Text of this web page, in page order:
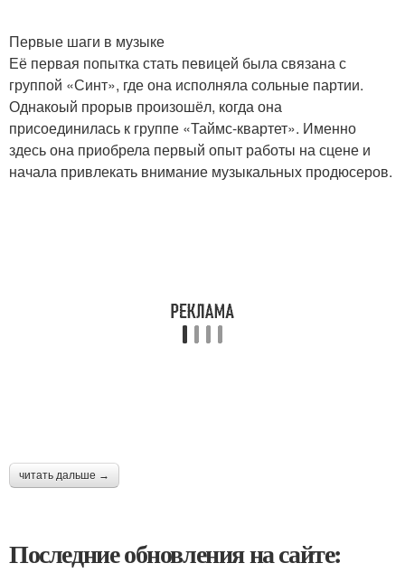
Первые шаги в музыке
Её первая попытка стать певицей была связана с
группой «Синт», где она исполняла сольные партии.
Однакоый прорыв произошёл, когда она
присоединилась к группе «Таймс-квартет». Именно
здесь она приобрела первый опыт работы на сцене и
начала привлекать внимание музыкальных продюсеров.
читать дальше →
Последние обновления на сайте: